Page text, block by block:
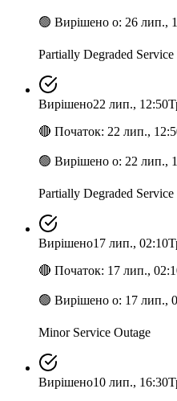
🟢 Вирішено о: 26 лип.,
Partially Degraded Service
Вирішено22 лип., 12:50
🔴 Початок: 22 лип.,
🟢 Вирішено о: 22 лип.,
Partially Degraded Service
Вирішено17 лип., 02:10
🔴 Початок: 17 лип.,
🟢 Вирішено о: 17 лип.,
Minor Service Outage
Вирішено10 лип., 16:30